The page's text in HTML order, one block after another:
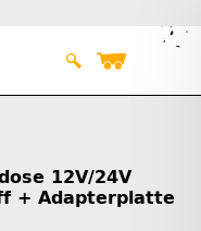
12V/24V
+ Adapterplatte